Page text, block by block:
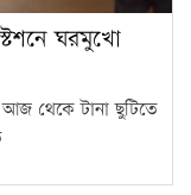
ঘরমুখো
থেকে টানা ছুটিতে